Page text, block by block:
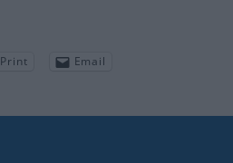
Print Email